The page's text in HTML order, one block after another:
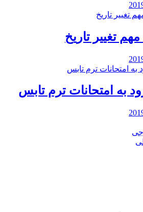
مهم تغییر تاریخ
به امتحانات ترم تابس